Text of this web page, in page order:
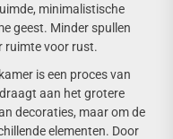
minimalistische
geest. Minder spullen
ruimte voor rust.
is een proces van
aan het grotere
decoraties, maar om de
elementen. Door